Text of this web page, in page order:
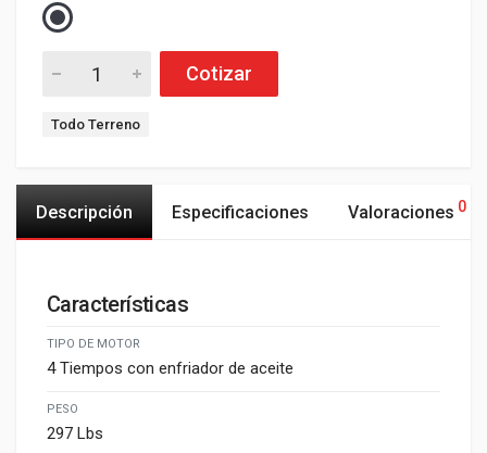
Cotizar
Todo Terreno
Descripción Especificaciones Valoraciones 0
Características
TIPO DE MOTOR
4 Tiempos con enfriador de aceite
PESO
297 Lbs